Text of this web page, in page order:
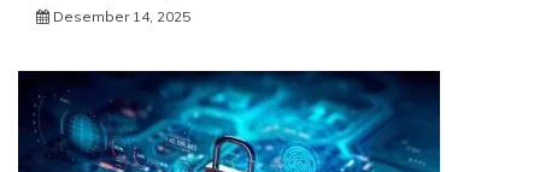
Desember 14, 2025